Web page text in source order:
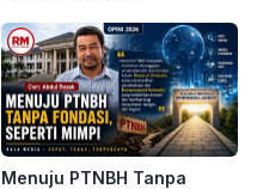
Menuju PTNBH Tanpa